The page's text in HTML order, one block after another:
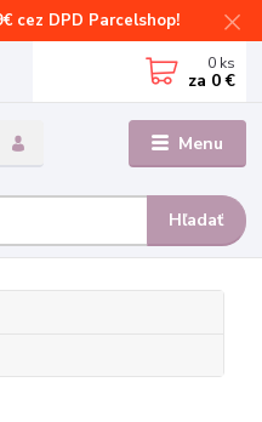
cez DPD Parcelshop!
Menu
Hľadať
0 ks
za 0 €